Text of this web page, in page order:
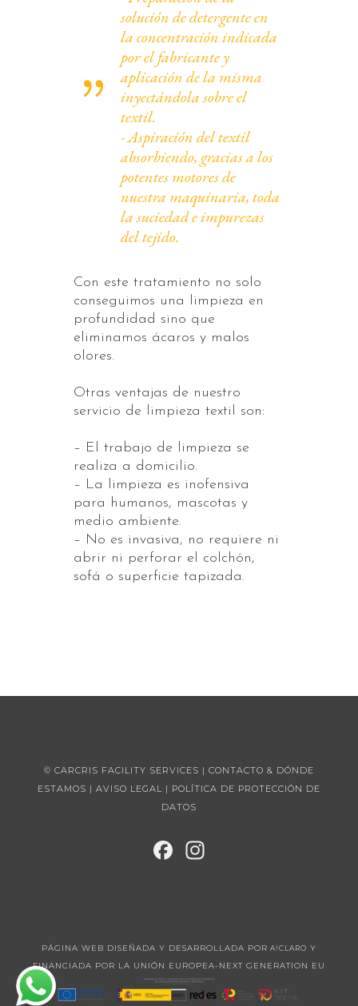
solución de detergente en
la concentración indicada
por el fabricante y
aplicación de la misma
inyectándola sobre el
textil.
- Aspiración del textil
absorbiendo, gracias a los
potentes motores de
nuestra maquinaria, toda
la suciedad e impurezas
del tejido.
Con este tratamiento no solo
conseguimos una limpieza en
profundidad sino que
eliminamos ácaros y malos
olores.
Otras ventajas de nuestro
servicio de limpieza textil son:
– El trabajo de limpieza se
realiza a domicilio.
– La limpieza es inofensiva
para humanos, mascotas y
medio ambiente.
– No es invasiva, no requiere ni
abrir ni perforar el colchón,
sofá o superficie tapizada.
© CARCRIS FACILITY SERVICES | CONTACTO & DÓNDE
ESTAMOS | AVISO LEGAL | POLÍTICA DE PROTECCIÓN DE
DATOS
FAC
PÁGINA WEB DISEÑADA Y DESARROLLADA POR A!CLARO Y
FINANCIADA POR LA UNIÓN EUROPEA-NEXT GENERATION EU